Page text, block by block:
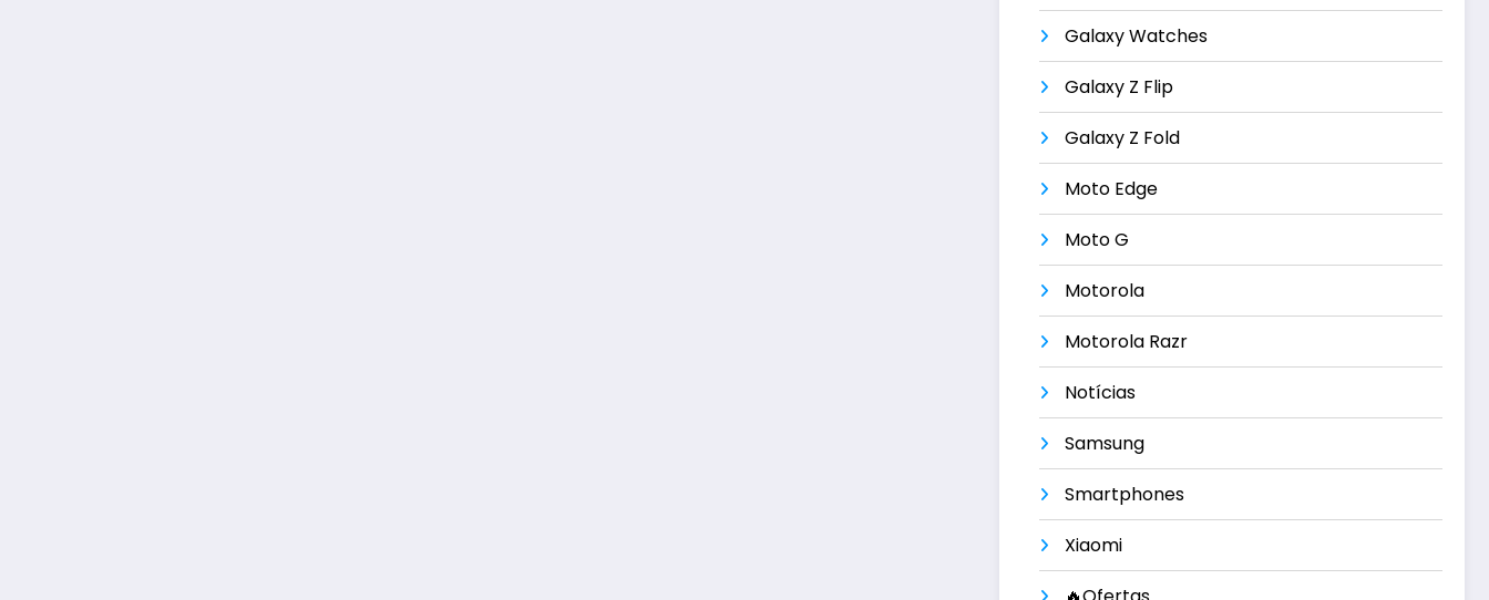
Galaxy Watches
Galaxy Z Flip
Galaxy Z Fold
Moto Edge
Moto G
Motorola
Motorola Razr
Notícias
Samsung
Smartphones
Xiaomi